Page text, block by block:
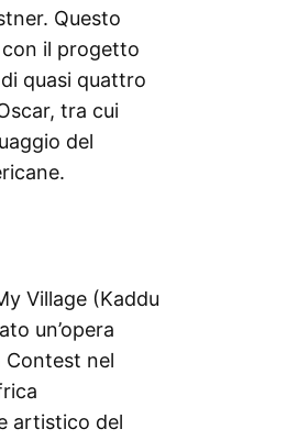
Questo
il progetto
quasi quattro
tra cui
del
Village (Kaddu
un’opera
Contest nel
artistico del